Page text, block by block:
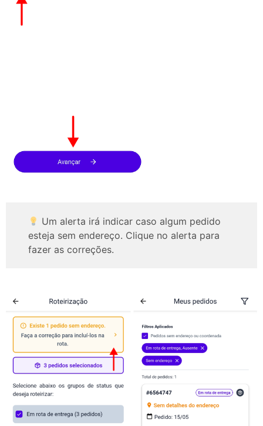
Um alerta irá indicar caso algum pedido
esteja sem endereço. Clique no alerta para
fazer as correções.